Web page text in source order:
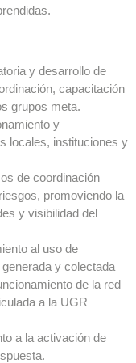
y desarrollo de
capacitación
grupos meta.
y
locales, instituciones y
de coordinación
promoviendo la
y visibilidad del
al uso de
y colectada
de la red
a la UGR
a la activación de